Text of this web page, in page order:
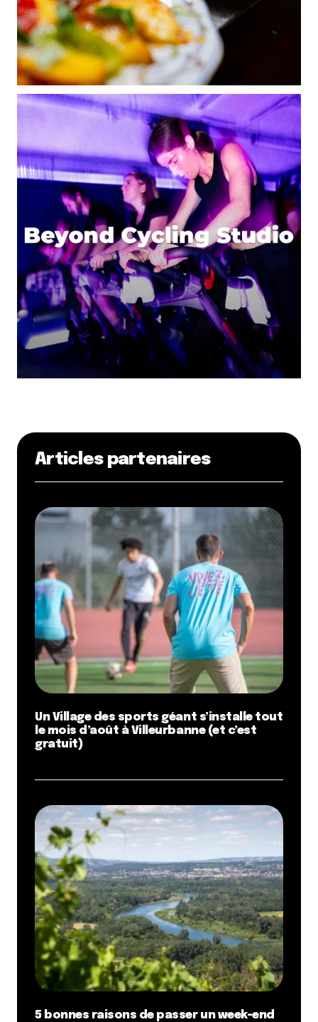
Articles partenaires
Un Village des sports géant s’installe tout
le mois d’août à Villeurbanne (et c’est
gratuit)
5 bonnes raisons de passer un week-end